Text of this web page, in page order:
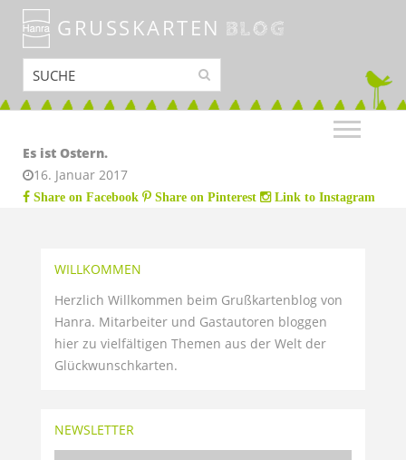
GRUSSKARTEN BLOG
Es ist Ostern.
16. Januar 2017
Share on Facebook Share on Pinterest Link to Instagram
WILLKOMMEN
Herzlich Willkommen beim Grußkartenblog von
Hanra. Mitarbeiter und Gastautoren bloggen
hier zu vielfältigen Themen aus der Welt der
Glückwunschkarten.
NEWSLETTER